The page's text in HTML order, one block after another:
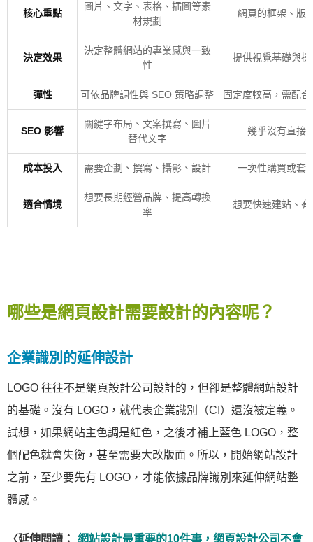
核心重點
圖片、文字、表格、插圖等素
材規劃
網頁的框架、版
決定效果
決定整體網站的專業感與一致
性
提供視覺基礎與
彈性 可依品牌調性與 SEO 策略調整 固定度較高，需配
SEO 影響
關鍵字布局、文案撰寫、圖片
替代文字
幾乎沒有直接
成本投入 需要企劃、撰寫、攝影、設計 一次性購買或套
適合情境
想要長期經營品牌、提高轉換
率
想要快速建站、
哪些是網頁設計需要設計的內容呢？
企業識別的延伸設計
LOGO 往往不是網頁設計公司設計的，但卻是整體網站設計
的基礎。沒有 LOGO，就代表企業識別（CI）還沒被定義。
試想，如果網站主色調是紅色，之後才補上藍色 LOGO，整
個配色就會失衡，甚至需要大改版面。所以，開始網站設計
之前，至少要先有 LOGO，才能依據品牌識別來延伸網站整
體感。
〈延伸閱讀：
網站設計最重要的10件事，網頁設計公司不會